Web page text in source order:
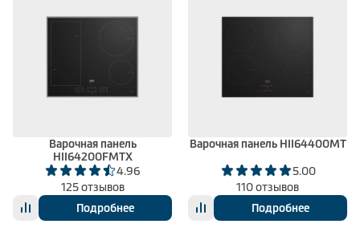
Варочная панель
HII64200FMTX
4.96
125 отзывов
Подробнее
Варочная панель HII64400MT
5.00
110 отзывов
Подробнее